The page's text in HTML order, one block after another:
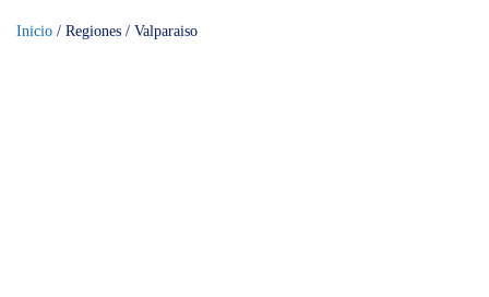
Inicio / Regiones / Valparaiso